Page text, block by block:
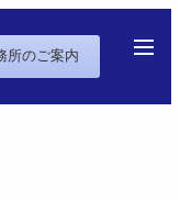
所のご案内